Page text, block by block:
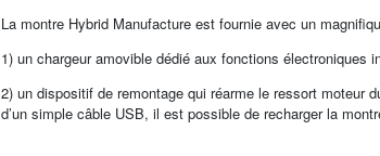
La montre Hybrid Manufacture est fournie avec un
1) un chargeur amovible dédié aux fonctions électroniques
2) un dispositif de remontage qui réarme le ressort moteur
d’un simple câble USB, il est possible de recharger la